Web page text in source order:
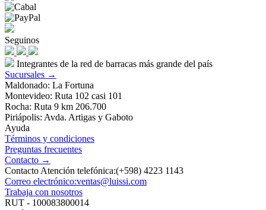
Seguinos
Integrantes de la red de barracas más grande del país
Sucursales →
Maldonado: La Fortuna
Montevideo: Ruta 102 casi 101
Rocha: Ruta 9 km 206.700
Piriápolis: Avda. Artigas y Gaboto
Ayuda
Términos y condiciones
Preguntas frecuentes
Contacto →
Contacto Atención telefónica:(+598) 4223 1143
Correo electrónico:ventas@luissi.com
Trabaja con nosotros
RUT - 100083800014